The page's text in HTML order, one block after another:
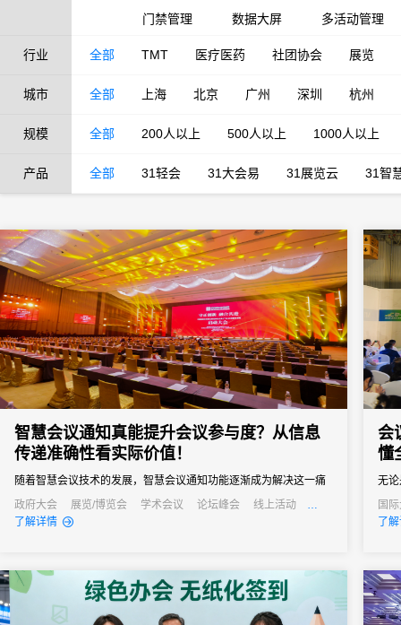
门禁管理
数据大屏 多活动管理
行业 全部 TMT 医疗医药 社团协会 展览
城市 全部 上海 北京 广州 深圳 杭州
规模 全部 200人以上 500人以上 1000人以上
产品 全部 31轻会 31大会易 31展览云 31智
智慧会议通知真能提升会议参与度？从信息
传递准确性看实际价值！
随着智慧会议技术的发展，智慧会议通知功能逐渐成为解决这一痛
点的关键，其通过自动化、多渠道的信息传递方式，从根源上提升
信息传递准确性，进而为会议参与度注入新活力。
政府大会 展览/博览会 学术会议 论坛峰会
线上活动
公关活动
发布会
了解详情
会
懂
无
务
会
国
线
了